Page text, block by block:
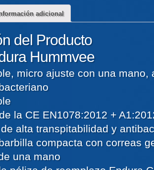
adicional
del Producto
Hummvee
micro ajuste con una mano,
la CE EN1078:2012 +
alta transpitabilidad y
compacta con correas
una mano